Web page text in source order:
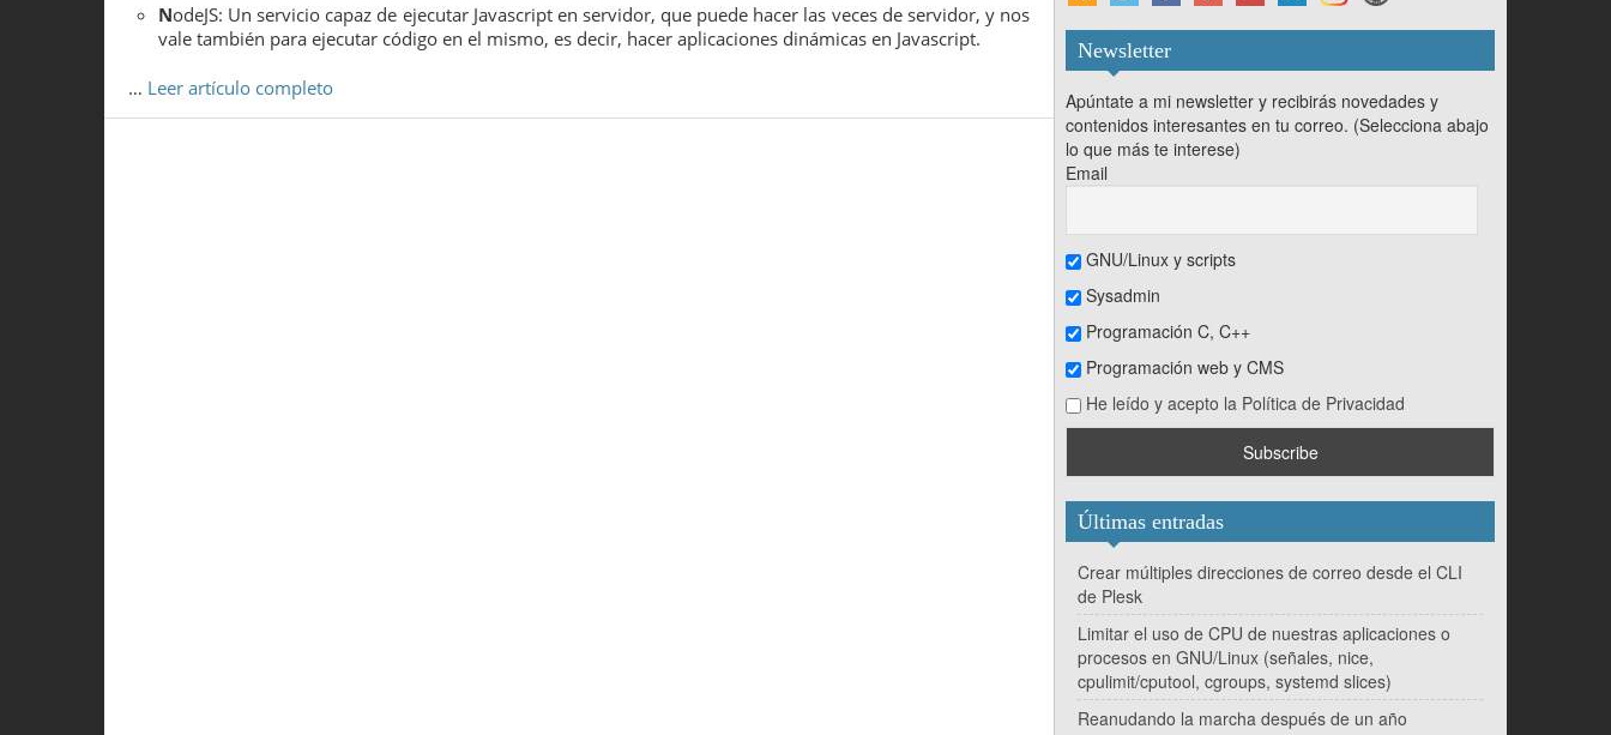
NodeJS: Un servicio capaz de ejecutar Javascript en servidor, que puede hacer las veces de servidor, y nos
vale también para ejecutar código en el mismo, es decir, hacer aplicaciones dinámicas en Javascript.
… Leer artículo completo
Newsletter
Apúntate a mi newsletter y recibirás novedades y
contenidos interesantes en tu correo. (Selecciona abajo
lo que más te interese)
Email
GNU/Linux y scripts
Sysadmin
Programación C, C++
Programación web y CMS
He leído y acepto la Política de Privacidad
Últimas entradas
Crear múltiples direcciones de correo desde el CLI
de Plesk
Limitar el uso de CPU de nuestras aplicaciones o
procesos en GNU/Linux (señales, nice,
cpulimit/cputool, cgroups, systemd slices)
Reanudando la marcha después de un año